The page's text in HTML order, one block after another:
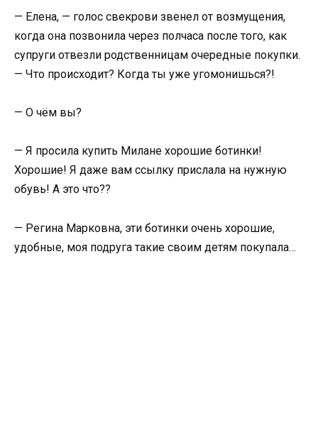
— Елена, — голос свекрови звенел от возмущения,
когда она позвонила через полчаса после того, как
супруги отвезли родственницам очередные покупки.
— Что происходит? Когда ты уже угомонишься?!
— О чём вы?
— Я просила купить Милане хорошие ботинки!
Хорошие! Я даже вам ссылку прислала на нужную
обувь! А это что??
— Регина Марковна, эти ботинки очень хорошие,
удобные, моя подруга такие своим детям покупала…